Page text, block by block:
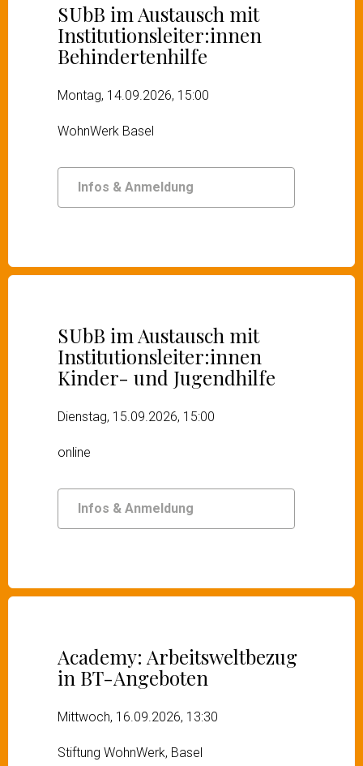
SUbB im Austausch mit
Institutionsleiter:innen
Behindertenhilfe
Montag, 14.09.2026, 15:00
WohnWerk Basel
Infos & Anmeldung
SUbB im Austausch mit
Institutionsleiter:innen
Kinder- und Jugendhilfe
Dienstag, 15.09.2026, 15:00
online
Infos & Anmeldung
Academy: Arbeitsweltbezug
in BT-Angeboten
Mittwoch, 16.09.2026, 13:30
Stiftung WohnWerk, Basel